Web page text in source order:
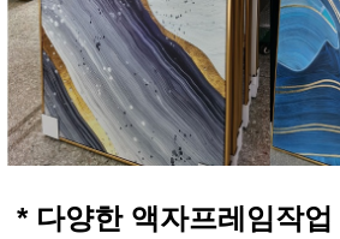
* 다양한 액자프레임작업